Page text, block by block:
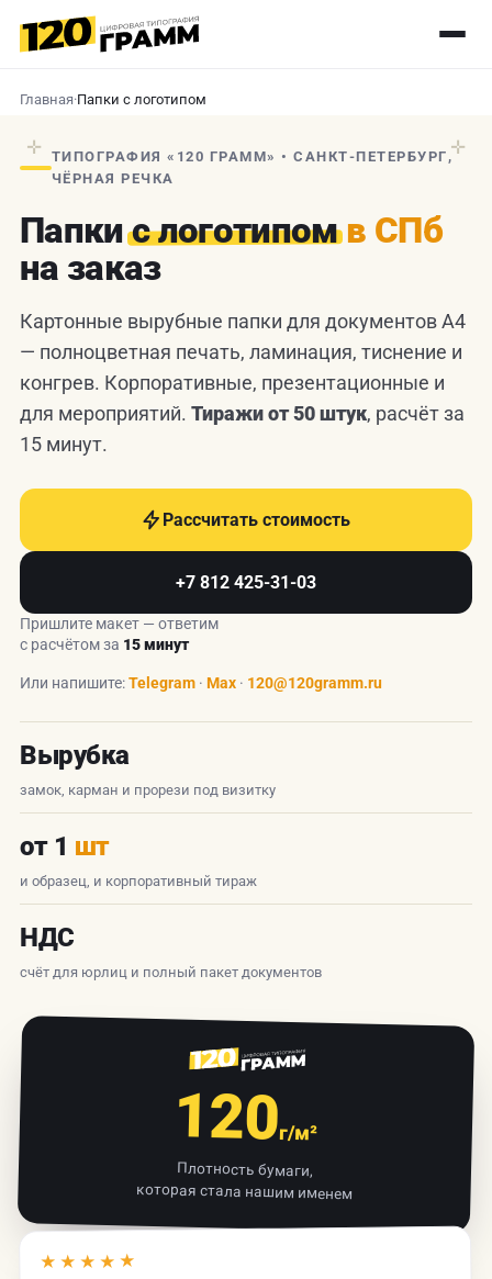
Главная·Папки с логотипом
✛ ✛
ТИПОГРАФИЯ «120 ГРАММ» • САНКТ-ПЕТЕРБУРГ,
ЧЁРНАЯ РЕЧКА
Папкис логотипом в СПб
на заказ
Картонные вырубные папки для документов А4
— полноцветная печать, ламинация, тиснение и
конгрев. Корпоративные, презентационные и
для мероприятий. Тиражи от 50 штук, расчёт за
15 минут.
Рассчитать стоимость
+7 812 425-31-03
Пришлите макет — ответим
с расчётом за 15 минут
Или напишите:Telegram · Max · 120@120gramm.ru
Вырубка
замок, карман и прорези под визитку
от 1 шт
и образец, и корпоративный тираж
НДС
счёт для юрлиц и полный пакет документов
120г/м²
Плотность бумаги,
которая стала нашим именем
★★★★★